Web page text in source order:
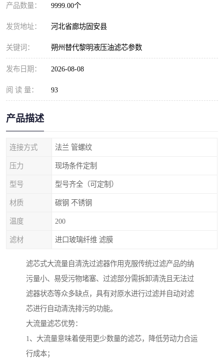
产品数量： 9999.00个
发货地址： 河北省廊坊固安县
关键词： 朔州替代黎明液压油滤芯参数
发布日期： 2026-08-08
阅 读 量： 93
产品描述
连接方式 法兰 管螺纹
压力 现场条件定制
型号 型号齐全（可定制）
材质 碳钢 不锈钢
温度 200
滤材 进口玻璃纤维 滤膜
滤芯式大流量自清洗过滤器作用克服传统过滤产品的纳
污量小、易受污物堵塞、过滤部分需拆卸清洗且无法过
滤器状态等众多缺点，具有对原水进行过滤并自动对滤
芯进行自动清洗排污的功能。
大流量滤芯优势：
1、大流量意味着使用更少数量的滤芯，降低劳动力合运
行成本；